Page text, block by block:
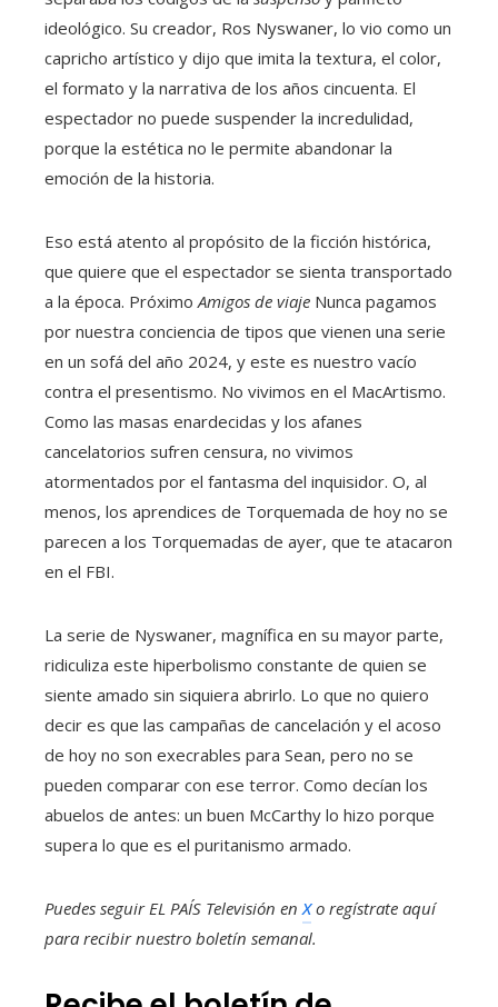
ideológico. Su creador, Ros Nyswaner, lo vio como un
capricho artístico y dijo que imita la textura, el color,
el formato y la narrativa de los años cincuenta. El
espectador no puede suspender la incredulidad,
porque la estética no le permite abandonar la
emoción de la historia.
Eso está atento al propósito de la ficción histórica,
que quiere que el espectador se sienta transportado
a la época. PróximoAmigos de viaje Nunca pagamos
por nuestra conciencia de tipos que vienen una serie
en un sofá del año 2024, y este es nuestro vacío
contra el presentismo. No vivimos en el MacArtismo.
Como las masas enardecidas y los afanes
cancelatorios sufren censura, no vivimos
atormentados por el fantasma del inquisidor. O, al
menos, los aprendices de Torquemada de hoy no se
parecen a los Torquemadas de ayer, que te atacaron
en el FBI.
La serie de Nyswaner, magnífica en su mayor parte,
ridiculiza este hiperbolismo constante de quien se
siente amado sin siquiera abrirlo. Lo que no quiero
decir es que las campañas de cancelación y el acoso
de hoy no son execrables para Sean, pero no se
pueden comparar con ese terror. Como decían los
abuelos de antes: un buen McCarthy lo hizo porque
supera lo que es el puritanismo armado.
Puedes seguir EL PAÍS Televisión enXo regístrate aquí
para recibirnuestro boletín semanal.